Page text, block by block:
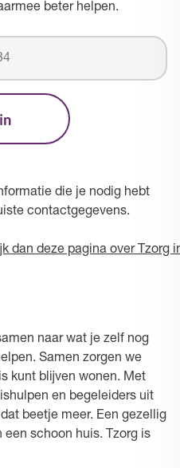
beter helpen.
die je nodig hebt
contactgegevens.
dan deze pagina over Tzorg
naar wat je zelf nog
Samen zorgen we
kunt blijven wonen. Met
en begeleiders uit
beetje meer. Een gezellig
een schoon huis. Tzorg is